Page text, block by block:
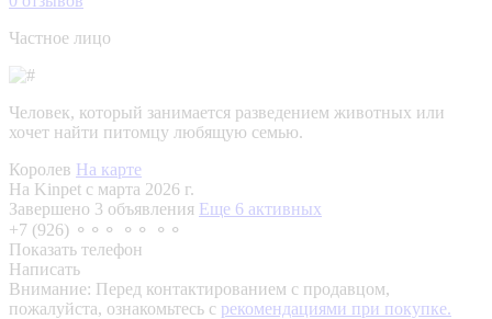
Частное лицо
Человек, который занимается разведением животных или
хочет найти питомцу любящую семью.
Королев На карте
На Kinpet c марта 2026 г.
Завершено 3 объявления Еще 6 активных
+7 (926) ⚬⚬⚬ ⚬⚬ ⚬⚬
Показать телефон
Написать
Внимание: Перед контактированием с продавцом,
пожалуйста, ознакомьтесь с рекомендациями при покупке.